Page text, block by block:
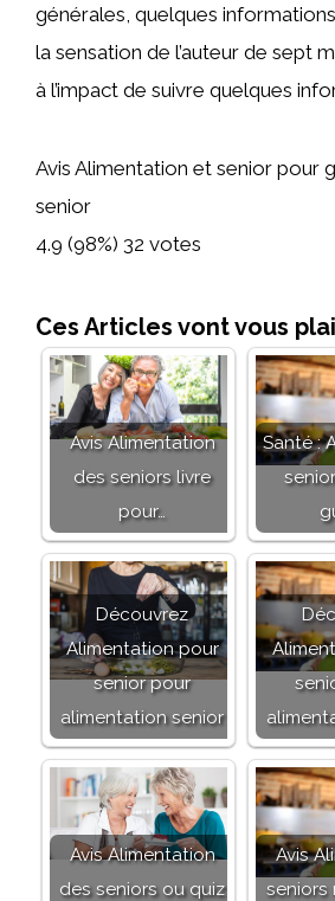
générales, quelques
la sensation de l’auteur de sept
à l’impact de suivre quelques
Avis Alimentation et senior pour
senior
4.9 (98%) 32 votes
Ces Articles vont vous
Avis Alimentation
des seniors livre
pour…
Santé :
Découvrez
Alimentation pour
senior pour
alimentation senior
Avis Alimentation
des seniors ou quiz
Avis
seniors